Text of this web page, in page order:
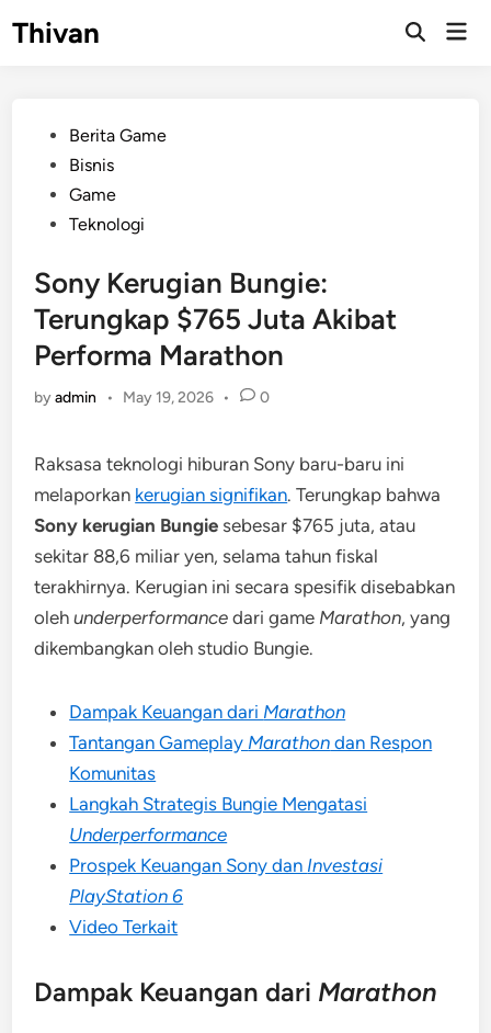
Thivan
Open
PostedBerita Game
Bisnis
Game
Teknologi
Sony Kerugian Bungie:
Terungkap $765 Juta Akibat
Performa Marathon
byadmin • May 19, 2026 • 0
Raksasa teknologi hiburan Sony baru-baru ini
melaporkan kerugian signifikan. Terungkap bahwa
Sony kerugian Bungie sebesar $765 juta, atau
sekitar 88,6 miliar yen, selama tahun fiskal
terakhirnya. Kerugian ini secara spesifik disebabkan
olehunderperformance dari game Marathon, yang
dikembangkan oleh studio Bungie.
Dampak Keuangan dari Marathon
Tantangan Gameplay Marathon dan Respon
Komunitas
Langkah Strategis Bungie Mengatasi
Underperformance
Prospek Keuangan Sony dan Investasi
PlayStation 6
Video Terkait
Dampak Keuangan dari Marathon